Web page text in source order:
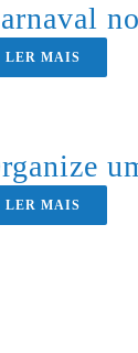
LER MAIS
LER MAIS